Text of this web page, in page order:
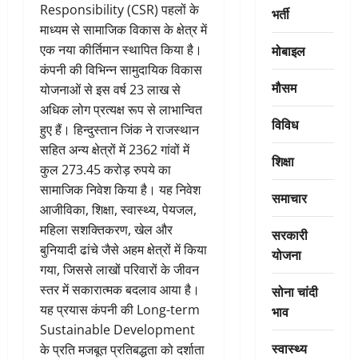
Responsibility (CSR) पहलों के
माध्यम से सामाजिक विकास के क्षेत्र में
एक नया कीर्तिमान स्थापित किया है।
कंपनी की विभिन्न सामुदायिक विकास
योजनाओं से इस वर्ष 23 लाख से
अधिक लोग प्रत्यक्ष रूप से लाभान्वित
हुए हैं। हिन्दुस्तान जिंक ने राजस्थान
सहित अन्य क्षेत्रों में 2362 गांवों में
कुल 273.45 करोड़ रुपये का
सामाजिक निवेश किया है। यह निवेश
आजीविका, शिक्षा, स्वास्थ्य, पेयजल,
महिला सशक्तिकरण, खेल और
बुनियादी ढांचे जैसे अहम क्षेत्रों में किया
गया, जिससे लाखों परिवारों के जीवन
स्तर में सकारात्मक बदलाव आया है।
यह प्रयास कंपनी की Long-term
Sustainable Development
के प्रति मजबूत प्रतिबद्धता को दर्शाता
भर्ती
मोबाइल
मौसम
विविध
शिक्षा
समाचार
सरकारी
योजना
सोना चांदी
भाव
स्वास्थ्य